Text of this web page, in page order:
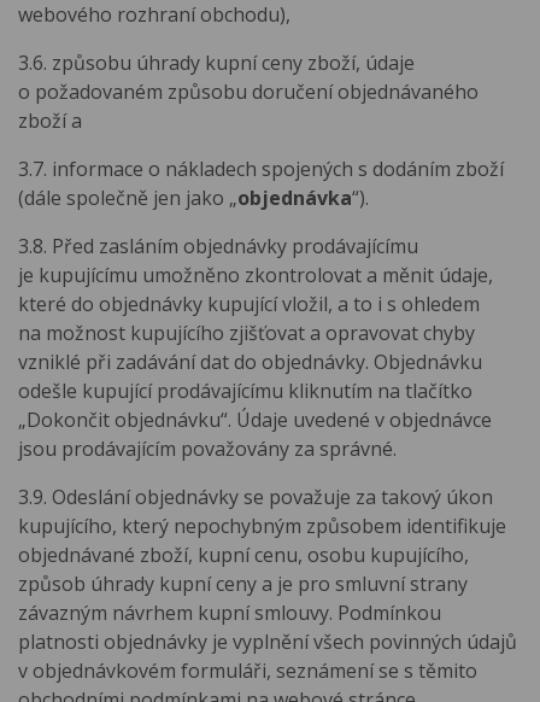
webového rozhraní obchodu),
3.6. způsobu úhrady kupní ceny zboží, údaje
o požadovaném způsobu doručení objednávaného
zboží a
3.7. informace o nákladech spojených s dodáním zboží
(dále společně jen jako „objednávka“).
3.8. Před zasláním objednávky prodávajícímu
je kupujícímu umožněno zkontrolovat a měnit údaje,
které do objednávky kupující vložil, a to i s ohledem
na možnost kupujícího zjišťovat a opravovat chyby
vzniklé při zadávání dat do objednávky. Objednávku
odešle kupující prodávajícímu kliknutím na tlačítko
„Dokončit objednávku“. Údaje uvedené v objednávce
jsou prodávajícím považovány za správné.
3.9. Odeslání objednávky se považuje za takový úkon
kupujícího, který nepochybným způsobem identifikuje
objednávané zboží, kupní cenu, osobu kupujícího,
způsob úhrady kupní ceny a je pro smluvní strany
závazným návrhem kupní smlouvy. Podmínkou
platnosti objednávky je vyplnění všech povinných údajů
v objednávkovém formuláři, seznámení se s těmito